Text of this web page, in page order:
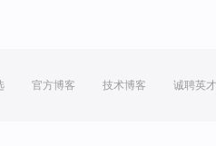
官方博客 技术博客 诚聘英才